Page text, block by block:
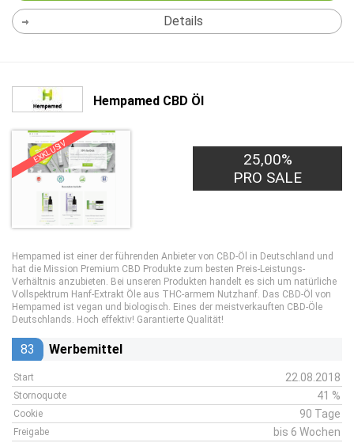
Details
Hempamed CBD Öl
EXKLUSIV
25,00%
PRO SALE
Hempamed ist einer der führenden Anbieter von CBD-Öl in Deutschland und
hat die Mission Premium CBD Produkte zum besten Preis-Leistungs-
Verhältnis anzubieten. Bei unseren Produkten handelt es sich um natürliche
Vollspektrum Hanf-Extrakt Öle aus THC-armem Nutzhanf. Das CBD-Öl von
Hempamed ist vegan und biologisch. Eines der meistverkauften CBD-Öle
Deutschlands. Hoch effektiv! Garantierte Qualität!
83 Werbemittel
Start 22.08.2018
Stornoquote 41 %
Cookie 90 Tage
Freigabe bis 6 Wochen